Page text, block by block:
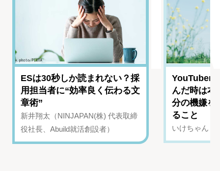
ESは30秒しか読まれない？採
用担当者に“効率良く伝わる文
章術”
新井翔太（NINJAPAN(株) 代表取締
役社長、Abuild就活創設者）
YouTuber
んだ時は
分の機嫌を
ること
いけちゃん（